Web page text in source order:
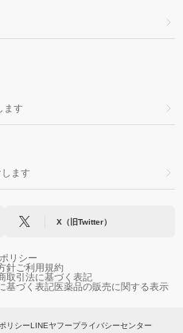
ます
ます
X（旧Twitter）
リシー
針ご利用規約
取引法に基づく表記
基づく表記医薬品の販売に関する表示
リシーLINEヤフープライバシーセンター